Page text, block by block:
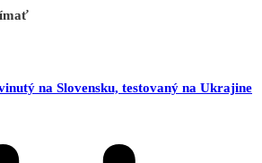
na Slovensku, testovaný na Ukrajine